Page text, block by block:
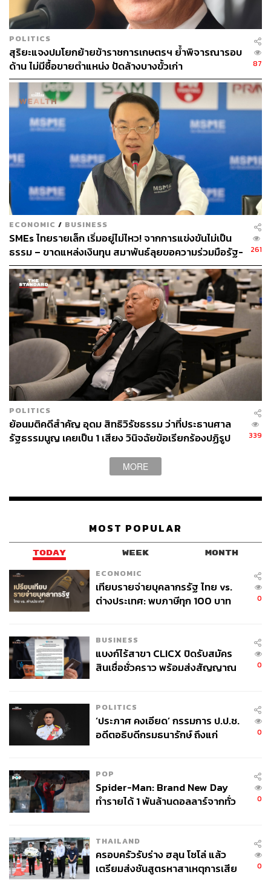
มาตรการทั้งหมดนี้ประกอบขึ้นมาจากการความตั้งใจและ
ความเชี่ยวชาญของกลุ่มเซ็นทรัล ภายใต้ความมุ่งมั่นของผู้
บริหารและพนักงานทุกคนในองค์กร เพื่อเป็นพลังกาย พลังใจ
และฟันเฟืองในการขับเคลื่อน เราเชื่อมั่นว่ามาตรการทั้งหมด
จะสามารถช่วยแบ่งเบาภาระของรัฐบาล และช่วยฟื้นฟู
เศรษฐกิจของไทยได้ และพร้อมที่จะร่วมมือกับทุกภาคส่วน
เพื่อให้เกิดประโยชน์ต่อประเทศชาติสูงสุด
พิสูจน์อักษร: ลักษณ์นารา พักตร์เพียงจันทร์
TAGS: ประยุทธ์ จันทร์โอชา กลุ่มเซ็นทรัล
34
ABOUT THE AUTHOR
ถนัดกิจ จันกิเสน
Content Creator ประจำกองบรรณาธิการ
THE STANDARD WEALTH ผู้เสพติดโลก
ธุรกิจ การตลาด เทคโนโลยี และชอบสำรวจ
โลกออฟไลน์และออนไลน์มาถอดรหัสความ
เคลื่อนไหวให้เป็นเรื่องเข้าใจง่าย สนุก และได้
ไอเดียใหม่ๆ
POLITICS
สุริยะแจงปมโยกย้ายข้าราชการเกษตรฯ ย้ำพิจารณารอบ
ด้าน ไม่มีซื้อขายตำแหน่ง ปัดล้างบางขั้วเก่า
87
ECONOMIC / BUSINESS
SMEs ไทยรายเล็ก เริ่มอยู่ไม่ไหว! จากการแข่งขันไม่เป็น
ธรรม – ขาดแหล่งเงินทุน สมาพันธ์ลุยขอความร่วมมือรัฐ-
เอกชนเร่งแก้
261
POLITICS
ย้อนมติคดีสำคัญ อุดม สิทธิวิรัชธรรม ว่าที่ประธานศาล
รัฐธรรมนูญ เคยเป็น 1 เสียง วินิจฉัยข้อเรียกร้องปฏิรูป
339
MORE
MOST POPULAR
TODAY WEEK MONTH
ECONOMIC
เทียบรายจ่ายบุคลากรรัฐ ไทย vs.
ต่างประเทศ: พบภาษีทุก 100 บาท
0
BUSINESS
แบงก์ไร้สาขา CLICX ปิดรับสมัคร
สินเชื่อชั่วคราว พร้อมส่งสัญญาณ
0
POLITICS
‘ประภาศ คงเอียด’ กรรมการ ป.ป.ช.
อดีตอธิบดีกรมธนารักษ์ ถึงแก่
0
POP
Spider-Man: Brand New Day
ทำรายได้ 1 พันล้านดอลลาร์จากทั่ว
0
THAILAND
ครอบครัวรับร่าง ฮลุน โซโล่ แล้ว
เตรียมส่งชันสูตรหาสาเหตุการเสีย
0